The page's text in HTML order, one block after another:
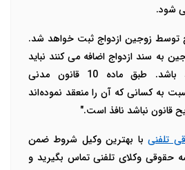
شود.
توسط زوجین ازدواج ثبت خواهد شد.
به سند ازدواج اضافه می کنند نباید
مخالف ذات اصل عقد باشد. طبق ماده 10 قانون مدنی
به کسانی که آن را منعقد نموده‌اند
قانون نباشد نافذ است."
تلفنیبا بهترین وکیل شروط ضمن
حقوقی وکلای تلفنی تماس بگیرید و